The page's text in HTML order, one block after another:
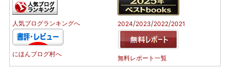
人気ブログランキングへ
にほんブログ村へ
2024/2023/2022/2021
無料レポート一覧